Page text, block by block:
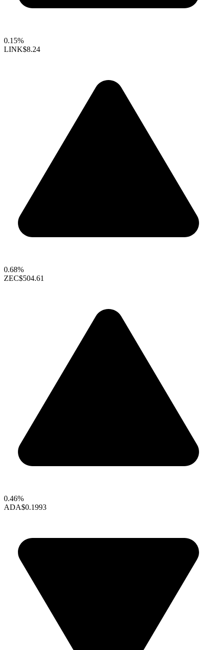
0.15%
LINK$8.24
0.68%
ZEC$504.61
0.46%
ADA$0.1993